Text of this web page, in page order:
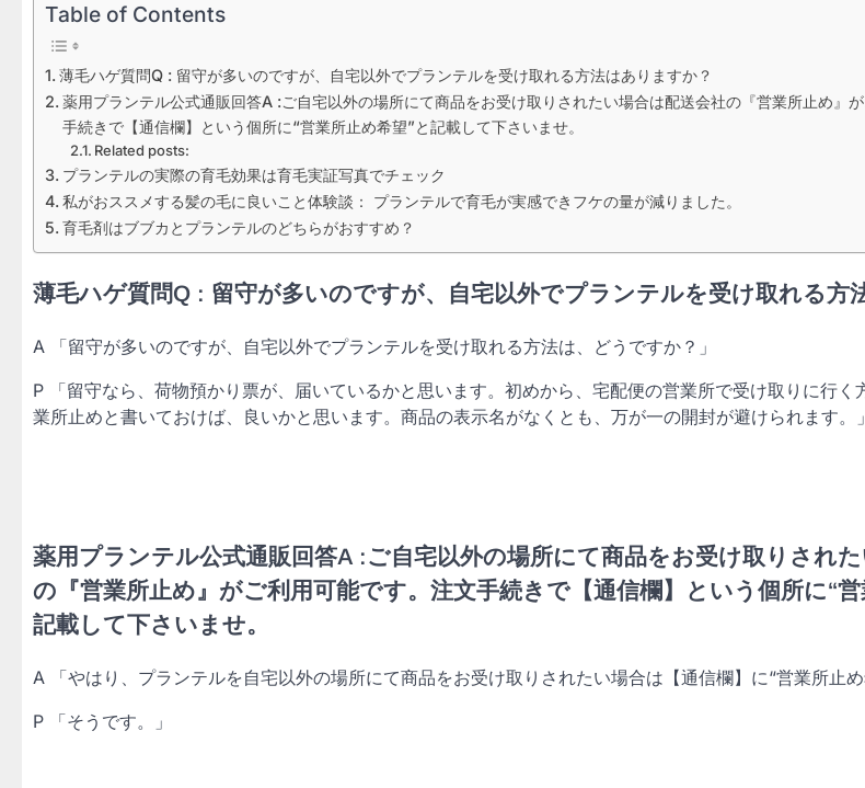
Table of Contents
薄毛ハゲ質問Q : 留守が多いのですが、自宅以外でプランテルを受け取れる方法はありますか？
薬用プランテル公式通販回答A :ご自宅以外の場所にて商品をお受け取りされたい場合は配送会社の『営業所止め』
手続きで【通信欄】という個所に“営業所止め希望”と記載して下さいませ。
Related posts:
プランテルの実際の育毛効果は育毛実証写真でチェック
私がおススメする髪の毛に良いこと体験談： プランテルで育毛が実感できフケの量が減りました。
育毛剤はブブカとプランテルのどちらがおすすめ？
薄毛ハゲ質問Q : 留守が多いのですが、自宅以外でプランテルを受け取れる方
A 「留守が多いのですが、自宅以外でプランテルを受け取れる方法は、どうですか？」
P 「留守なら、荷物預かり票が、届いているかと思います。初めから、宅配便の営業所で受け取りに行く
業所止めと書いておけば、良いかと思います。商品の表示名がなくとも、万が一の開封が避けられます。」
薬用プランテル公式通販回答A :ご自宅以外の場所にて商品をお受け取りされ
の『営業所止め』がご利用可能です。注文手続きで【通信欄】という個所に“営
記載して下さいませ。
A 「やはり、プランテルを自宅以外の場所にて商品をお受け取りされたい場合は【通信欄】に“営業所止め
P 「そうです。」